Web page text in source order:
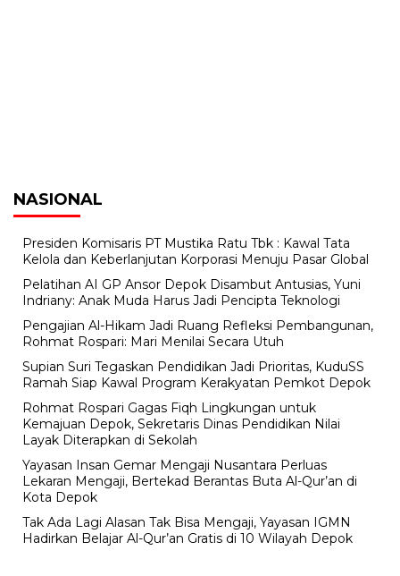
NASIONAL
Presiden Komisaris PT Mustika Ratu Tbk : Kawal Tata
Kelola dan Keberlanjutan Korporasi Menuju Pasar Global
Pelatihan AI GP Ansor Depok Disambut Antusias, Yuni
Indriany: Anak Muda Harus Jadi Pencipta Teknologi
Pengajian Al-Hikam Jadi Ruang Refleksi Pembangunan,
Rohmat Rospari: Mari Menilai Secara Utuh
Supian Suri Tegaskan Pendidikan Jadi Prioritas, KuduSS
Ramah Siap Kawal Program Kerakyatan Pemkot Depok
Rohmat Rospari Gagas Fiqh Lingkungan untuk
Kemajuan Depok, Sekretaris Dinas Pendidikan Nilai
Layak Diterapkan di Sekolah
Yayasan Insan Gemar Mengaji Nusantara Perluas
Lekaran Mengaji, Bertekad Berantas Buta Al-Qur’an di
Kota Depok
Tak Ada Lagi Alasan Tak Bisa Mengaji, Yayasan IGMN
Hadirkan Belajar Al-Qur’an Gratis di 10 Wilayah Depok